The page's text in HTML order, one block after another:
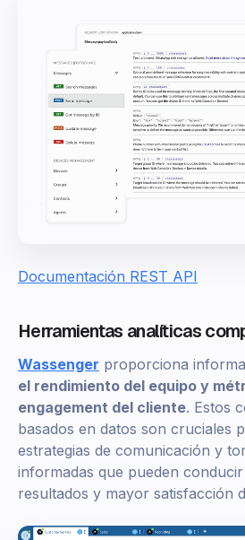
Documentación REST API
Herramientas analíticas
Wassenger proporciona
el rendimiento del equipo y
engagement del cliente. Estos
basados en datos son cruciales
estrategias de comunicación y
informadas que pueden
resultados y mayor satisfacción